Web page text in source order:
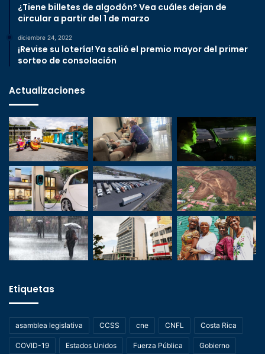
¿Tiene billetes de algodón? Vea cuáles dejan de
circular a partir del 1 de marzo
diciembre 24, 2022
¡Revise su lotería! Ya salió el premio mayor del primer
sorteo de consolación
Actualizaciones
Etiquetas
asamblea legislativa CCSS cne CNFL Costa Rica
COVID-19 Estados Unidos Fuerza Pública Gobierno